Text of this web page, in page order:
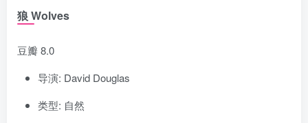
狼 Wolves
豆瓣 8.0
导演: David Douglas
类型: 自然